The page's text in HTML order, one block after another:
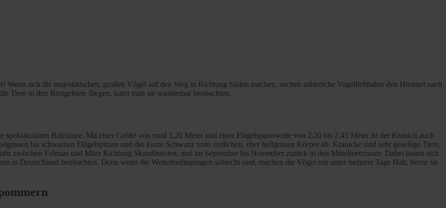
Wenn sich die majestätischen, großen Vögel auf den Weg in Richtung Süden machen, suchen zahlreiche Vogelliebhaber den Himmel nach
Tiere in ihre Brutgebiete fliegen, kann man sie wunderbar beobachten.
Balztänze. Mit einer Größe von rund 1,20 Meter und einer Flügelspannweite von 2,20 bis 2,45 Meter ist der Kranich auch
bis schwarzen Flügelspitzen und der kurze Schwanz vom restlichen, eher hellgrauen Körper ab. Kraniche sind sehr gesellige Tiere,
zwischen Februar und März Richtung Skandinavien, und im September bis November zurück in den Mittelmeerraum. Dabei lassen sich
in Deutschland beobachten. Denn wenn die Wetterbedingungen schlecht sind, machen die Vögel mit unter mehrere Tage Halt, bevor sie